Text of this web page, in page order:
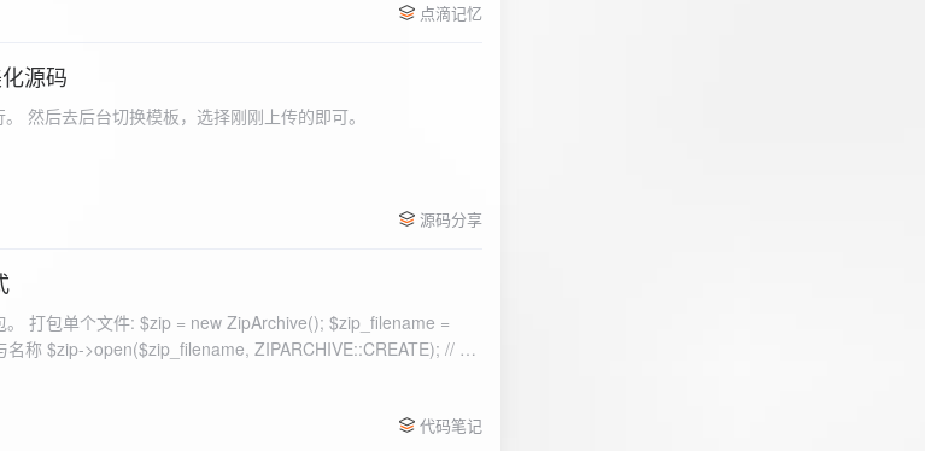
点滴记忆
源码
然后去后台切换模板，选择刚刚上传的即可。
源码分享
打包单个文件: $zip = new ZipArchive(); $zip_filename =
// 打
就是原文件所在的路径 $zip-
代码笔记